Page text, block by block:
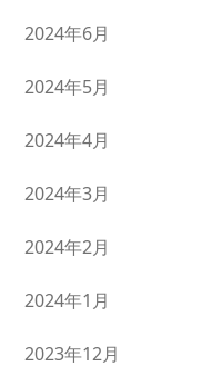
2024年6月
2024年5月
2024年4月
2024年3月
2024年2月
2024年1月
2023年12月